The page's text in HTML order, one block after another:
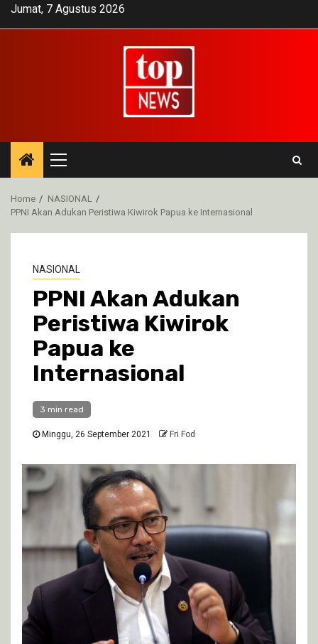
SkipJumat, 7 Agustus 2026
Primary
Menu
Home
NASIONAL
PPNI Akan Adukan Peristiwa Kiwirok Papua ke Internasional
NASIONAL
PPNI Akan Adukan
Peristiwa Kiwirok
Papua ke
Internasional
3 min read
Minggu, 26 September 2021 Fri Fod